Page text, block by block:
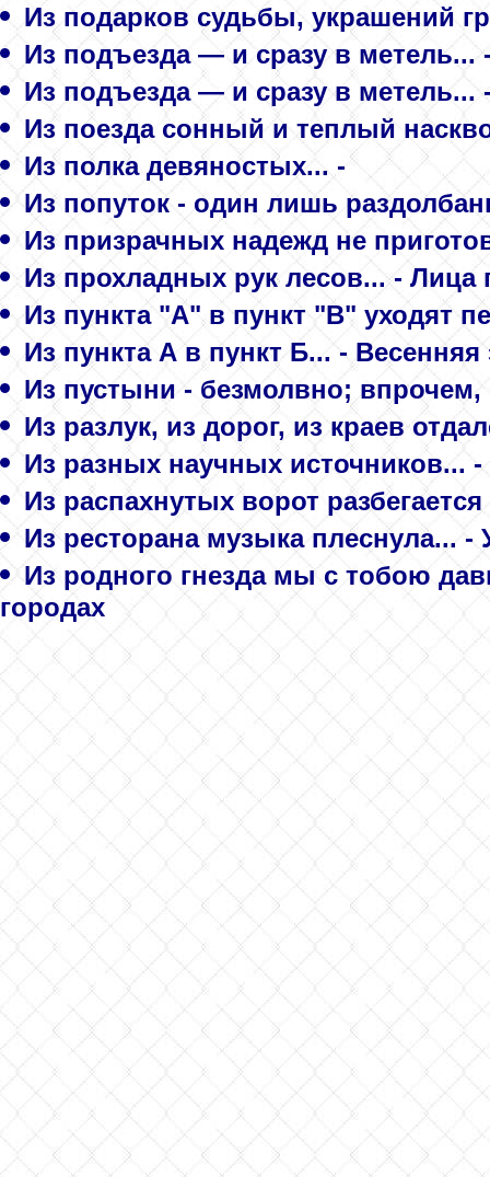
Из подарков судьбы, украшений
Из подъезда — и сразу в метель...
Из подъезда — и сразу в метель...
Из поезда сонный и теплый
Из полка девяностых... -
Из попуток - один лишь
Из призрачных надежд не
Из прохладных рук лесов... - Лица
Из пункта "A" в пункт "B" уходят
Из пункта А в пункт Б... -
Из пустыни - безмолвно; впрочем,
Из разлук, из дорог, из краев
Из разных научных источников...
Из распахнутых ворот
Из ресторана музыка плеснула...
Из родного гнезда мы с тобою
городах